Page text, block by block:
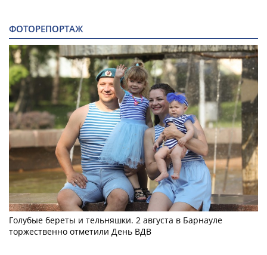
ФОТОРЕПОРТАЖ
Голубые береты и тельняшки. 2 августа в Барнауле
торжественно отметили День ВДВ